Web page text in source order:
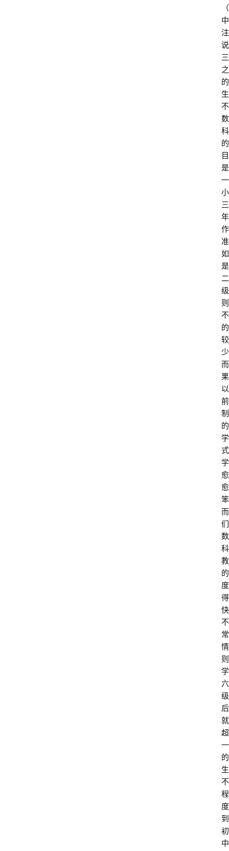
中
较
愈
常
程
初